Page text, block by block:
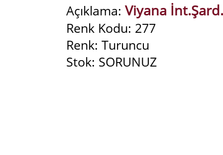
Açıklama:Viyana
Renk Kodu: 277
Renk: Turuncu
Stok: SORUNUZ